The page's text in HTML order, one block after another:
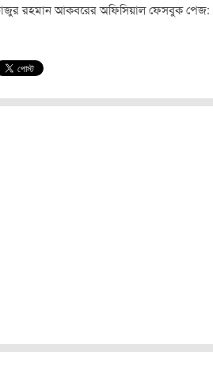
রহমান আকবরের অফিসিয়াল ফেসবুক পেজ: